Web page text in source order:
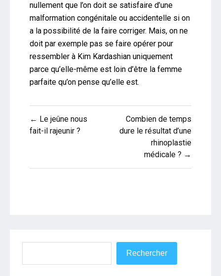
nullement que l’on doit se satisfaire d’une
malformation congénitale ou accidentelle si on
a la possibilité de la faire corriger. Mais, on ne
doit par exemple pas se faire opérer pour
ressembler à Kim Kardashian uniquement
parce qu’elle-même est loin d’être la femme
parfaite qu’on pense qu’elle est.
Navigation
de
← Le jeûne nous
fait-il rajeunir ?
Combien de temps
dure le résultat d’une
rhinoplastie
médicale ? →
Rechercher